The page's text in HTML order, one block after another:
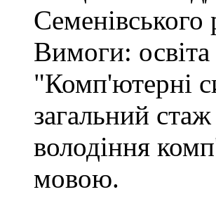
Семенівського
Вимоги:
"Комп'ютерні
загальний
володіння
мовою.